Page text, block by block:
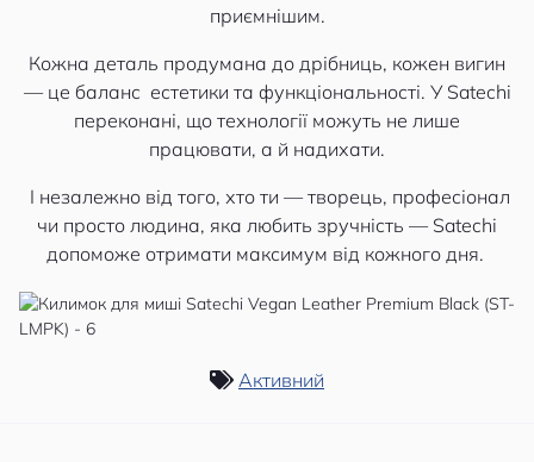
приємнішим.
Кожна деталь продумана до дрібниць, кожен вигин
— це баланс естетики та функціональності. У Satechi
переконані, що технології можуть не лише
працювати, а й надихати.
І незалежно від того, хто ти — творець, професіонал
чи просто людина, яка любить зручність — Satechi
допоможе отримати максимум від кожного дня.
Активний